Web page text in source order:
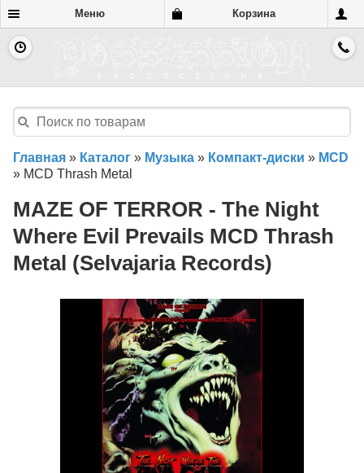
Меню Корзина
Главная » Каталог » Музыка » Компакт-диски » MCD
» MCD Thrash Metal
MAZE OF TERROR - The Night
Where Evil Prevails MCD Thrash
Metal (Selvajaria Records)